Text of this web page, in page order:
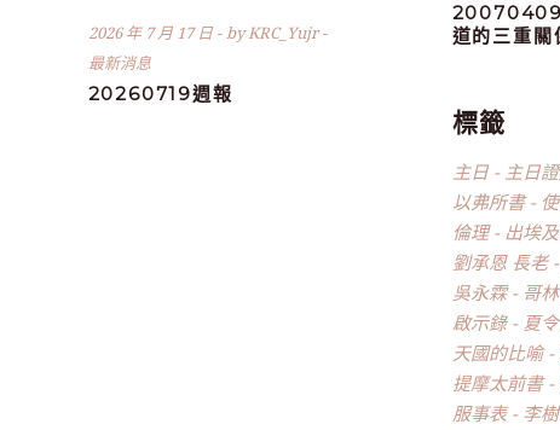
2026 年 7 月 17 日 byKRC_Yujr
最新消息
20260719週報
道的三重關
標籤
主日 主日
以弗所書
倫理
出埃
劉承恩 長老
吳永霖
哥
啟示錄
夏
天國的比喻
提摩太前書
服事表
李